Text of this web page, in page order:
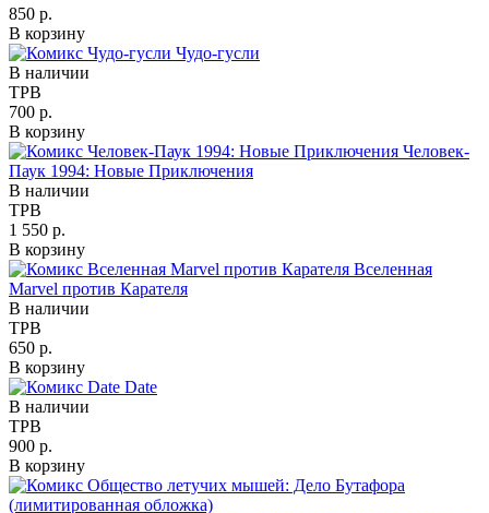
850 р.
В корзину
Чудо-гусли
В наличии
TPB
700 р.
В корзину
Человек-
Паук 1994: Новые Приключения
В наличии
TPB
1 550 р.
В корзину
Вселенная
Marvel против Карателя
В наличии
TPB
650 р.
В корзину
Date
В наличии
TPB
900 р.
В корзину